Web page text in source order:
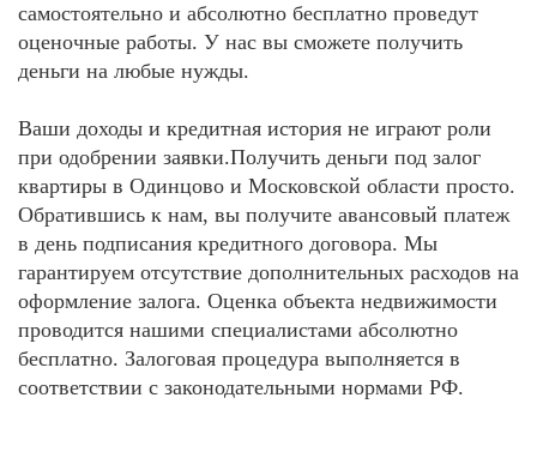
самостоятельно и абсолютно бесплатно проведут
оценочные работы. У нас вы сможете получить
деньги на любые нужды.
Ваши доходы и кредитная история не играют роли
при одобрении заявки.Получить деньги под залог
квартиры в Одинцово и Московской области просто.
Обратившись к нам, вы получите авансовый платеж
в день подписания кредитного договора. Мы
гарантируем отсутствие дополнительных расходов на
оформление залога. Оценка объекта недвижимости
проводится нашими специалистами абсолютно
бесплатно. Залоговая процедура выполняется в
соответствии с законодательными нормами РФ.